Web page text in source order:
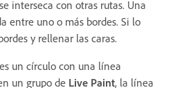
interseca con otras rutas. Una
entre uno o más bordes. Si lo
y rellenar las caras.
un círculo con una línea
un grupo de Live Paint, la línea